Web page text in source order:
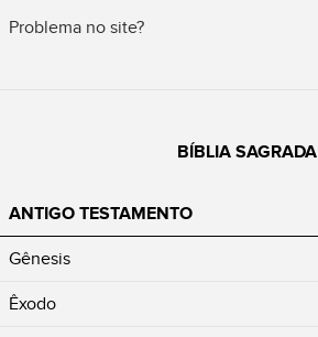
Problema no site?
BÍBLIA SAGRADA
ANTIGO TESTAMENTO
Gênesis
Êxodo